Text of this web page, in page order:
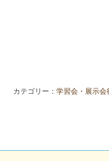
カテゴリー： 学習会・展示会